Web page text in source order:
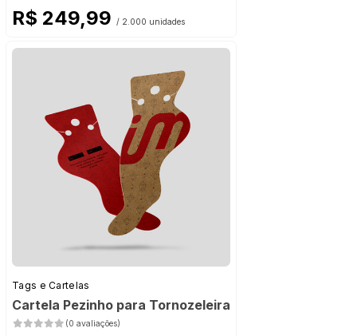
R$ 249,99 / 2.000 unidades
Tags e Cartelas
Cartela Pezinho para Tornozeleira
(0 avaliações)